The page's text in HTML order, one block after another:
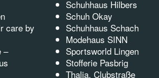
care by
–
Schuhhaus Hilbers
Schuh Okay
Schuhhaus Schach
Modehaus SINN
Sportsworld Lingen
Stofferie Pasbrig
Thalia, Clubstraße